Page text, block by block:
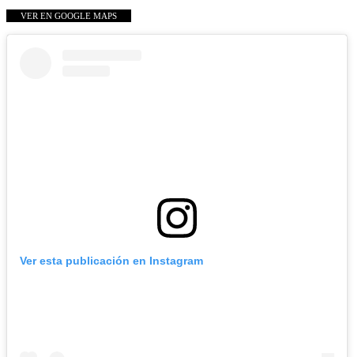
VER EN GOOGLE MAPS
Ver esta publicación en Instagram